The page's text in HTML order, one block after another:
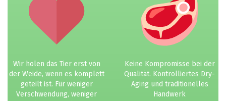
Wir holen das Tier erst von
der Weide, wenn es komplett
geteilt ist. Für weniger
Verschwendung, weniger
Keine Kompromisse bei der
Qualität. Kontrolliertes Dry-
Aging und traditionelles
Handwerk